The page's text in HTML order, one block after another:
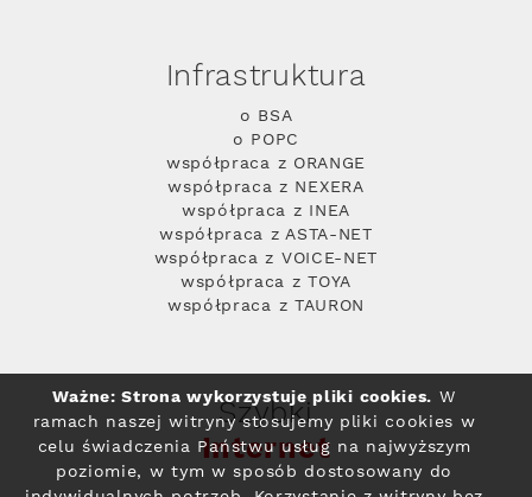
Infrastruktura
o BSA
o POPC
współpraca z ORANGE
współpraca z NEXERA
współpraca z INEA
współpraca z ASTA-NET
współpraca z VOICE-NET
współpraca z TOYA
współpraca z TAURON
Szybki
Internet
Ważne: Strona wykorzystuje pliki cookies. W
ramach naszej witryny stosujemy pliki cookies w
celu świadczenia Państwu usług na najwyższym
poziomie, w tym w sposób dostosowany do